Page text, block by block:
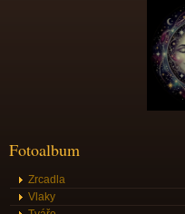
Fotoalbum
Zrcadla
Vlaky